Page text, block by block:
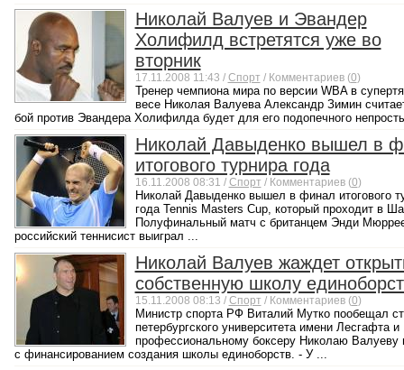
Николай Валуев и Эвандер
Холифилд встретятся уже во
вторник
17.11.2008 11:43 / Спорт / Комментариев (0)
Тренер чемпиона мира по версии WBA в
весе Николая Валуева Александр Зимин
бой против Эвандера Холифилда будет для его подопечного
Николай Давыденко вышел в
итогового турнира года
16.11.2008 08:31 / Спорт / Комментариев (0)
Николай Давыденко вышел в финал итогового
года Tennis Masters Cup, который проходит в
Полуфинальный матч с британцем Энди
российский теннисист выиграл ...
Николай Валуев жаждет
собственную школу
15.11.2008 08:13 / Спорт / Комментариев (0)
Министр спорта РФ Виталий Мутко пообещал
петербургского университета имени Лесгафта и
профессиональному боксеру Hиколаю Валуеву
с финансированием создания школы единоборств. - У ...